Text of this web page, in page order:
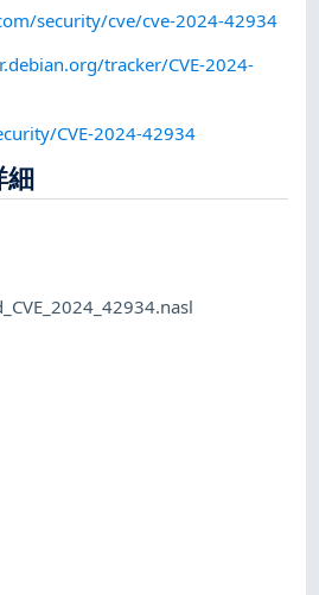
security/cve/cve-2024-42934
tracker/CVE-2024-
CVE-2024-42934
細